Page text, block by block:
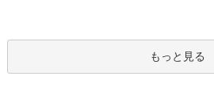
もっと見る